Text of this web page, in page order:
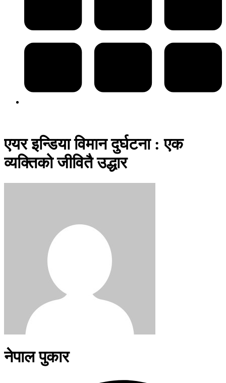
एयर इन्डिया विमान दुर्घटना : एक
व्यक्तिको जीवितै उद्धार
नेपाल पुकार